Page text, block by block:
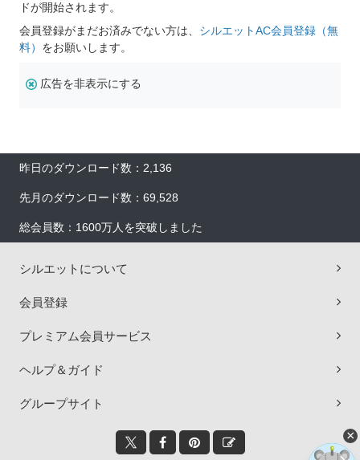
ドが開始されます。
会員登録がまだお済みでない方は、 シルエットAC会員登録（無
料） をお願いします。
広告を非表示にする
昨日のダウンロード数：2,136
先月のダウンロード数：69,528
総会員数：1600万人を突破しました
シルエットについて
会員登録
プレミアム会員サービス
ヘルプ＆ガイド
グループサイト
×